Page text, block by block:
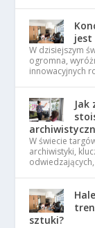
jest
W dzisiejszym
ogromna,
innowacyjnych
Jak
W świecie
archiwistyki,
sztuki?